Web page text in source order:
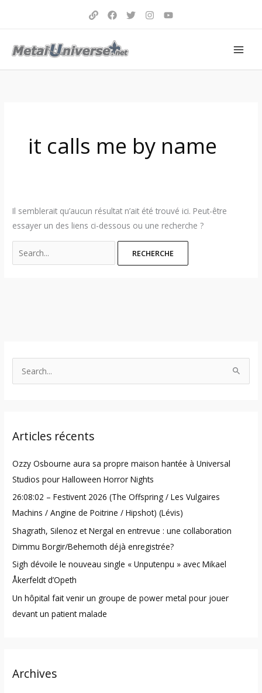
it calls me by name
Il semblerait qu’aucun résultat n’ait été trouvé ici. Peut-être
essayer un des liens ci-dessous ou une recherche ?
c
f
o
r
:
Articles récents
Ozzy Osbourne aura sa propre maison hantée à Universal
Studios pour Halloween Horror Nights
26:08:02 – Festivent 2026 (The Offspring / Les Vulgaires
Machins / Angine de Poitrine / Hipshot) (Lévis)
Shagrath, Silenoz et Nergal en entrevue : une collaboration
Dimmu Borgir/Behemoth déjà enregistrée?
Sigh dévoile le nouveau single « Unputenpu » avec Mikael
Åkerfeldt d’Opeth
Un hôpital fait venir un groupe de power metal pour jouer
devant un patient malade
Archives